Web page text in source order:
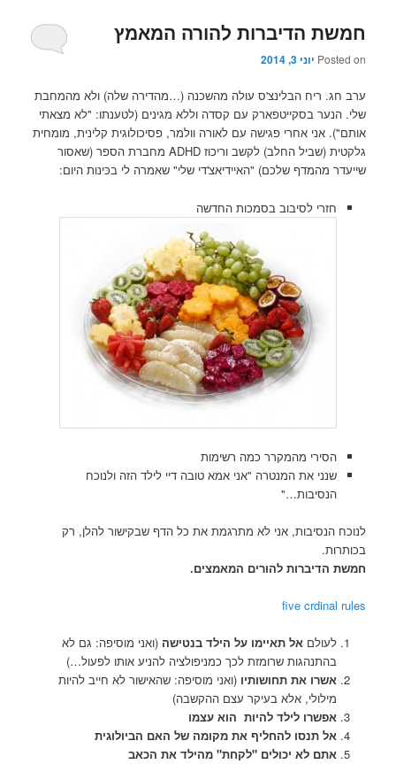
חמשת הדיברות להורה המאמץ
Posted onיוני 3, 2014
ערב חג. ריח הבלינצ'ס עולה מהשכנה (…מהדירה שלה) ולא מהמחבת
שלי. הנער בסקייטפארק עם קסדה וללא מגינים (לטענתו: "לא מצאתי
אותם"). אני אחרי פגישה עם לאורה וולמר, פסיכולוגית קלינית, מומחית
גלקטית (שביל החלב) לקשב וריכוז ADHD מחברת הספר (שאסור
שייעדר מהמדף שלכם) "האיידיאצ'די שלי" שאמרה לי בכּינות היום:
חזרי לסיבוב בסמכות החדשה
הסירי מהמקרר כמה רשימות
שנני את המנטרה "אני אמא טובה דיי לילד הזה ולנוכח
הנסיבות…"
לנוכח הנסיבות, אני לא מתרגמת את כל הדף שבקישור להלן, רק
בכותרות.
חמשת הדיברות להורים המאמצים.
five crdinal rules
לעולםאל תאיימו על הילד בנטישה(ואני מוסיפה: גם לא
בהתנהגות שרומזת לכך כמניפולציה להניע אותו לפעול…)
אשרו את תחושותיו(ואני מוסיפה: שהאישור לא חייב להיות
מילולי, אלא בעיקר עצם ההקשבה)
אפשרו לילד להיות הוא עצמו
אל תנסו להחליף את מקומה של האם הביולוגית
אתם לא יכולים "לקחת" מהילד את הכאב